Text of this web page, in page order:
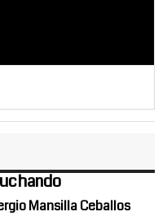
Mansilla Ceballos